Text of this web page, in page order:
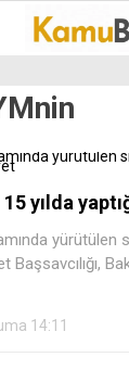
yılda
yürütülen
14:11